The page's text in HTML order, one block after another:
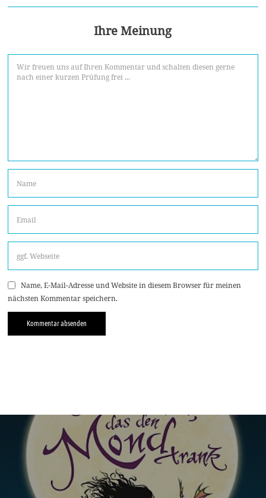
Ihre Meinung
Name, E-Mail-Adresse und Website in diesem Browser für meinen
nächsten Kommentar speichern.